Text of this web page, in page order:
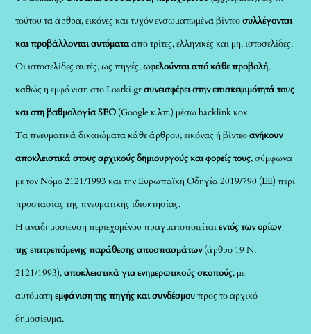
τούτου τα άρθρα, εικόνες και τυχόν ενσωματωμένα βίντεοσυλλέγονται
και προβάλλονται αυτόματααπό τρίτες, ελληνικές και μη, ιστοσελίδες.
Οι ιστοσελίδες αυτές, ως πηγές,ωφελούνται από κάθε προβολή,
καθώς η εμφάνιση στο Loatki.grσυνεισφέρει στην επισκεψιμότητά τους
και στη βαθμολογία SEO (Google κ.λπ.) μέσω backlink κοκ.
Τα πνευματικά δικαιώματα κάθε άρθρου, εικόνας ή βίντεοανήκουν
αποκλειστικά στους αρχικούς δημιουργούς και φορείς τους, σύμφωνα
με τον Νόμο 2121/1993 και την Ευρωπαϊκή Οδηγία 2019/790 (ΕΕ) περί
προστασίας της πνευματικής ιδιοκτησίας.
Η αναδημοσίευση περιεχομένου πραγματοποιείταιεντός των ορίων
της επιτρεπόμενης παράθεσης αποσπασμάτων(άρθρο 19 Ν.
2121/1993),αποκλειστικά για ενημερωτικούς σκοπούς, με
αυτόματηεμφάνιση της πηγής και συνδέσμουπρος το αρχικό
δημοσίευμα.